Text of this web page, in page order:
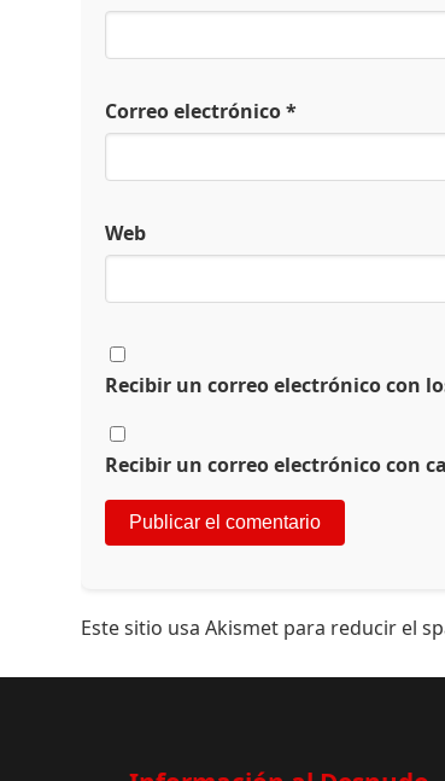
Correo electrónico*
Web
Recibir un correo electrónico con
Recibir un correo electrónico con
Este sitio usa Akismet para reducir el